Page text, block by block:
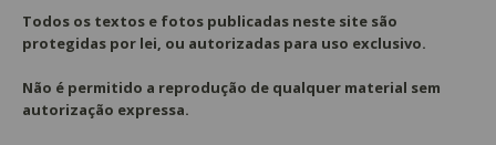
Todos os textos e fotos publicadas neste site são
protegidas por lei, ou autorizadas para uso exclusivo.
Não é permitido a reprodução de qualquer material sem
autorização expressa.